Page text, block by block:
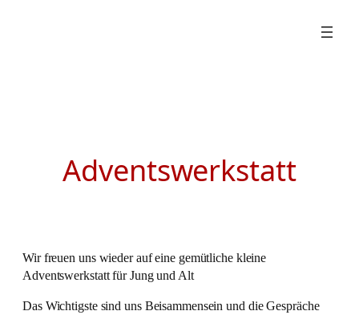
Adventswerkstatt
Wir freuen uns wieder auf eine gemütliche kleine
Adventswerkstatt für Jung und Alt
Das Wichtigste sind uns Beisammensein und die Gespräche